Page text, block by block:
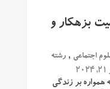
بزهکار و
اجتماعی ,رشته
بر زندگی